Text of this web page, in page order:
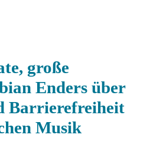
große
Enders über
Barrierefreiheit
Musik